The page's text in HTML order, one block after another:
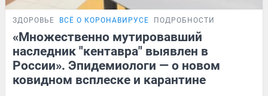
ЗДОРОВЬЕ ВСЁ О КОРОНАВИРУСЕ ПОДРОБНОСТИ
«Множественно мутировавший
наследник "кентавра" выявлен в
России». Эпидемиологи — о новом
ковидном всплеске и карантине